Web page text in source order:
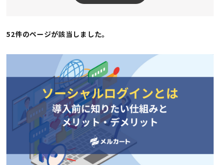
52件のページが該当しました。